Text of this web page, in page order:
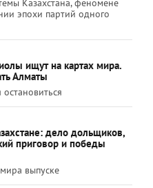
Казахстана, феномене
эпохи партий одного
ищут на картах мира.
Алматы
дело дольщиков,
приговор и победы
выпуске